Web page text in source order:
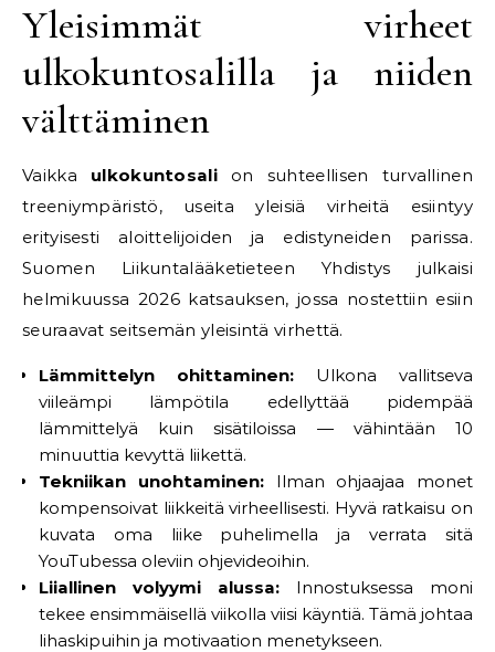
Yleisimmät virheet
ulkokuntosalilla ja niiden
välttäminen
Vaikka ulkokuntosalion suhteellisen turvallinen
treeniympäristö, useita yleisiä virheitä esiintyy
erityisesti aloittelijoiden ja edistyneiden parissa.
Suomen Liikuntalääketieteen Yhdistys julkaisi
helmikuussa 2026 katsauksen, jossa nostettiin esiin
seuraavat seitsemän yleisintä virhettä.
Lämmittelyn ohittaminen: Ulkona vallitseva
viileämpi lämpötila edellyttää pidempää
lämmittelyä kuin sisätiloissa — vähintään 10
minuuttia kevyttä liikettä.
Tekniikan unohtaminen:Ilman ohjaajaa monet
kompensoivat liikkeitä virheellisesti. Hyvä ratkaisu on
kuvata oma liike puhelimella ja verrata sitä
YouTubessa oleviin ohjevideoihin.
Liiallinen volyymi alussa: Innostuksessa moni
tekee ensimmäisellä viikolla viisi käyntiä. Tämä johtaa
lihaskipuihin ja motivaation menetykseen.